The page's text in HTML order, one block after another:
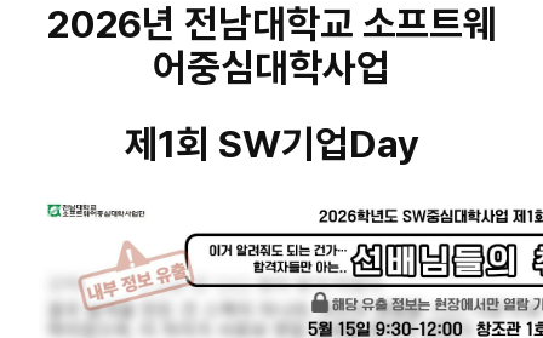
2026년 전남대학교 소프트웨
어중심대학사업
제1회 SW기업Day